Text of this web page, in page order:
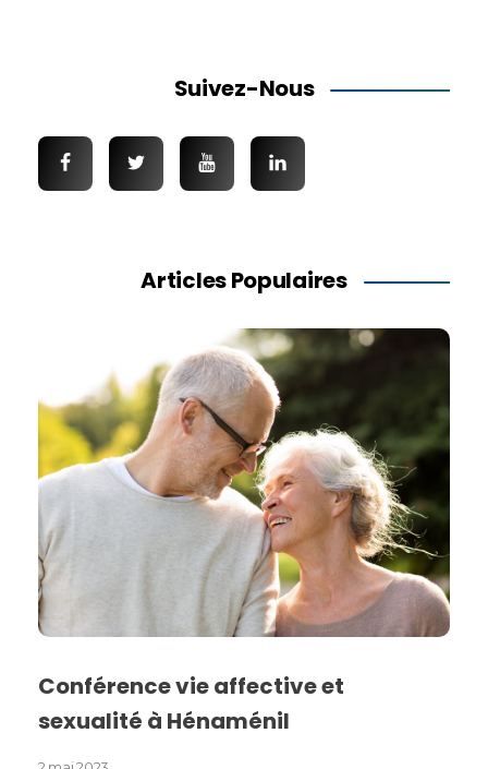
Suivez-Nous
Articles Populaires
Conférence vie affective et
sexualité à Hénaménil